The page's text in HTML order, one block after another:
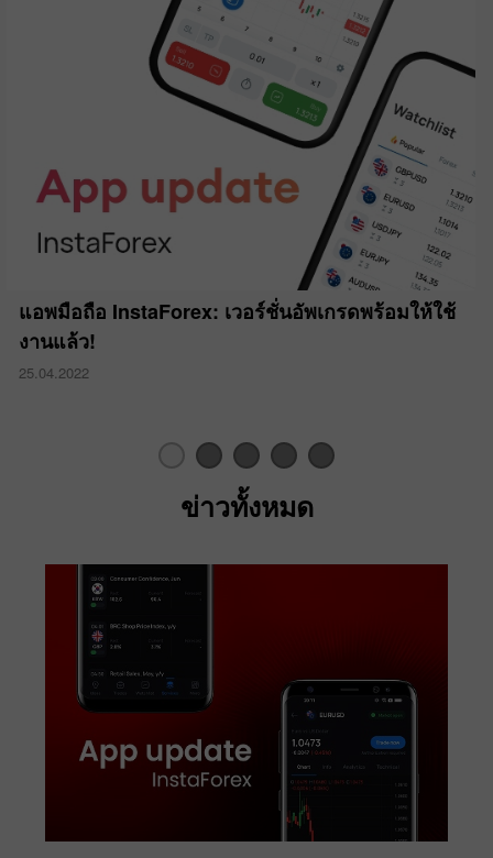
แอพมือถือ InstaForex: เวอร์ชั่นอัพเกรดพร้อมให้ใช้
งานแล้ว!
25.04.2022
ข่าวทั้งหมด